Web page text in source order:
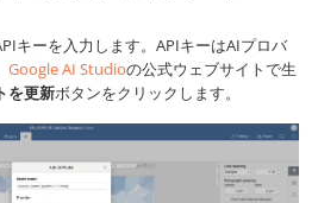
キーを入力します。APIキーはAIプロバ
Google AI Studioの公式ウェブサイトで生
を更新ボタンをクリックします。